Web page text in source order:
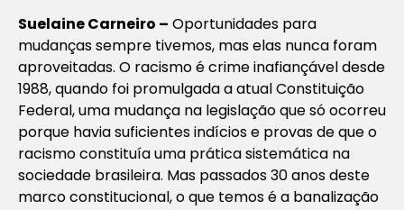
Suelaine Carneiro – Oportunidades para
mudanças sempre tivemos, mas elas nunca foram
aproveitadas. O racismo é crime inafiançável desde
1988, quando foi promulgada a atual Constituição
Federal, uma mudança na legislação que só ocorreu
porque havia suficientes indícios e provas de que o
racismo constituía uma prática sistemática na
sociedade brasileira. Mas passados 30 anos deste
marco constitucional, o que temos é a banalização